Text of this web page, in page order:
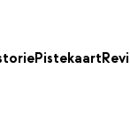
Pistekaart